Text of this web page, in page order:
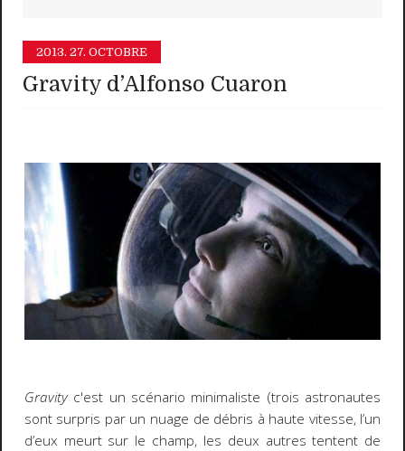
2013. 27. OCTOBRE
Gravity d’Alfonso Cuaron
Gravityc'est un scénario minimaliste (trois astronautes
sont surpris par un nuage de débris à haute vitesse, l’un
d’eux meurt sur le champ, les deux autres tentent de